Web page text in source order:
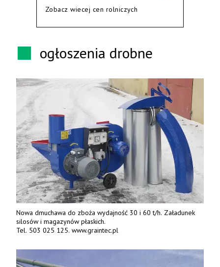
Zobacz wiecej cen rolniczych
ogłoszenia drobne
Nowa dmuchawa do zboża wydajność 30 i 60 t/h. Załadunek
silosów i magazynów płaskich.
Tel. 503 025 125. www.graintec.pl